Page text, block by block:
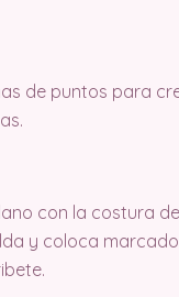
de puntos para
con la costura
y coloca